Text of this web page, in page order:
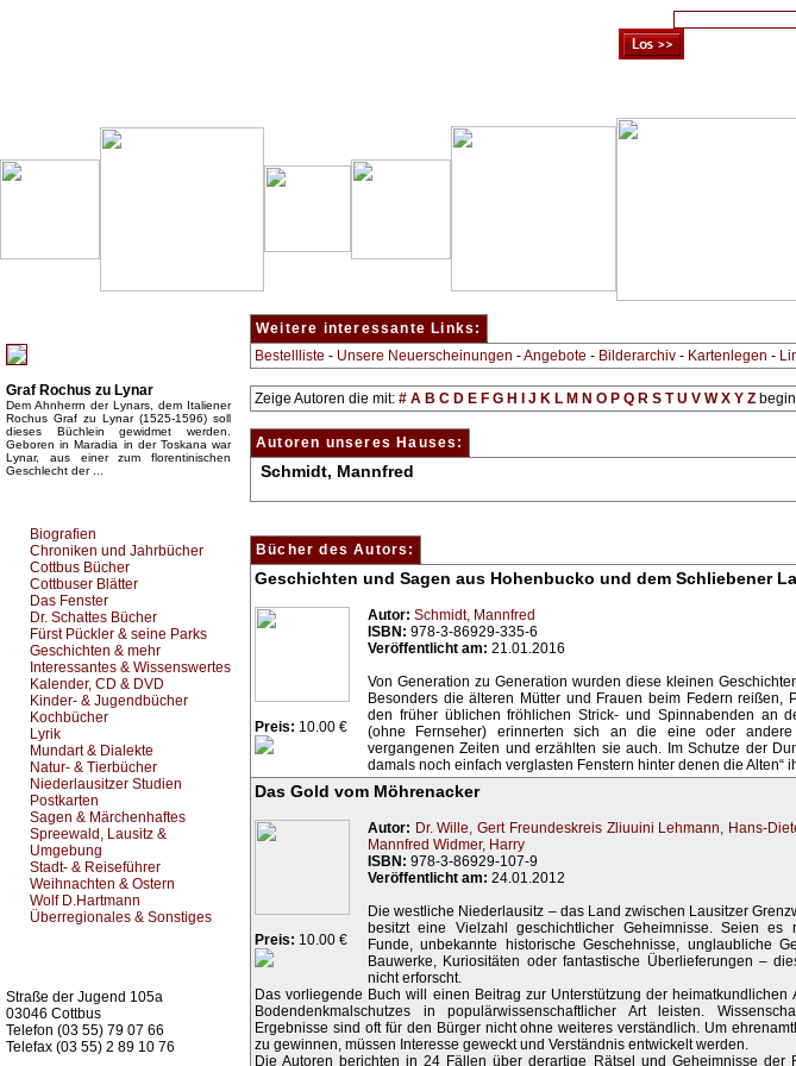
Graf Rochus zu Lynar
Dem Ahnherrn der Lynars, dem Italiener
Rochus Graf zu Lynar (1525-1596) soll
dieses Büchlein gewidmet werden.
Geboren in Maradia in der Toskana war
Lynar, aus einer zum florentinischen
Geschlecht der ...
Biografien
Chroniken und Jahrbücher
Cottbus Bücher
Cottbuser Blätter
Das Fenster
Dr. Schattes Bücher
Fürst Pückler & seine Parks
Geschichten & mehr
Interessantes & Wissenswertes
Kalender, CD & DVD
Kinder- & Jugendbücher
Kochbücher
Lyrik
Mundart & Dialekte
Natur- & Tierbücher
Niederlausitzer Studien
Postkarten
Sagen & Märchenhaftes
Spreewald, Lausitz &
Umgebung
Stadt- & Reiseführer
Weihnachten & Ostern
Wolf D.Hartmann
Überregionales & Sonstiges
Straße der Jugend 105a
03046 Cottbus
Telefon (03 55) 79 07 66
Telefax (03 55) 2 89 10 76
Weitere interessante Links:
Bestellliste - Unsere Neuerscheinungen -Angebote - Bilderarchiv - Kartenlegen -
Zeige Autoren die mit: # A B C D E F G H J K L M N O P Q R S T U V W X Y Z
Autoren unseres Hauses:
Schmidt, Mannfred
Bücher des Autors:
Geschichten und Sagen aus Hohenbucko und dem Schliebener
Preis: 10.00 €
Autor: Schmidt, Mannfred
ISBN: 978-3-86929-335-6
Veröffentlicht am: 21.01.2016
Von Generation zu Generation wurden diese kleinen
Besonders die älteren Mütter und Frauen beim Federn reißen,
den früher üblichen fröhlichen Strick- und Spinnabenden an
(ohne Fernseher) erinnerten sich an die eine oder
vergangenen Zeiten und erzählten sie auch. Im Schutze der
damals noch einfach verglasten Fenstern hinter denen die Alten“
Das Gold vom Möhrenacker
Preis: 10.00 €
Autor: Dr. Wille, Gert Freundeskreis Zliuuini Lehmann, Hans-
Mannfred Widmer, Harry
ISBN: 978-3-86929-107-9
Veröffentlicht am: 24.01.2012
Die westliche Niederlausitz – das Land zwischen Lausitzer
besitzt eine Vielzahl geschichtlicher Geheimnisse. Seien es
Funde, unbekannte historische Geschehnisse, unglaubliche
Bauwerke, Kuriositäten oder fantastische Überlieferungen –
nicht erforscht.
Das vorliegende Buch will einen Beitrag zur Unterstützung der heimatkundlichen
Bodendenkmalschutzes in populärwissenschaftlicher Art leisten.
Ergebnisse sind oft für den Bürger nicht ohne weiteres verständlich. Um
zu gewinnen, müssen Interesse geweckt und Verständnis entwickelt werden.
Die Autoren berichten in 24 Fällen über derartige Rätsel und Geheimnisse der